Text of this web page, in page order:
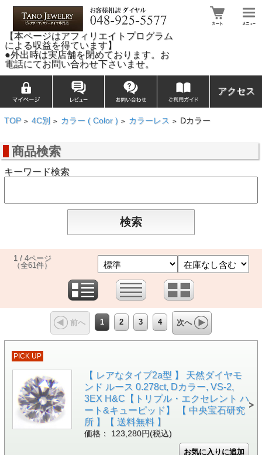
【本ページはアフィリエイトプログラム
による収益を得ています】
●外出時は実店舗を閉めております。お
電話にてお問い合わせ下さいませ。
アクセス
TOP > 4C別 > カラー ( Color ) > カラーレス > Dカラー
商品検索
キーワード検索
1 / 4ページ
（全61件）
前へ 1 2 3 4 次へ
PICK UP
【 レアなタイプ2a型 】 天然ダイヤモ
ンド ルース 0.278ct, Dカラー, VS-2,
3EX H&C【トリプル・エクセレント ハ
ート&キューピッド】 【 中央宝石研究
所 】【 送料無料 】
価格： 123,280円(税込)